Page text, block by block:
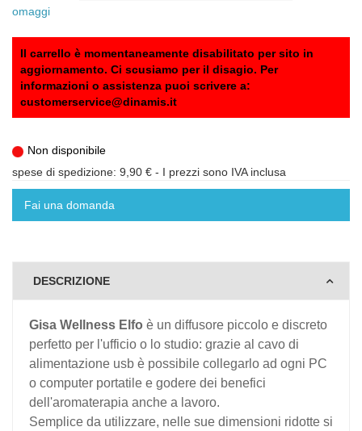
omaggi
Il carrello è momentaneamente disabilitato per sito in
aggiornamento. Ci scusiamo per il disagio. Per
informazioni o assistenza puoi scrivere a:
customerservice@dinamis.it
Non disponibile
spese di spedizione: 9,90 € - I prezzi sono IVA inclusa
Fai una domanda
DESCRIZIONE
Gisa Wellness Elfo è un diffusore piccolo e discreto
perfetto per l'ufficio o lo studio: grazie al cavo di
alimentazione usb è possibile collegarlo ad ogni PC
o computer portatile e godere dei benefici
dell'aromaterapia anche a lavoro.
Semplice da utilizzare, nelle sue dimensioni ridotte si